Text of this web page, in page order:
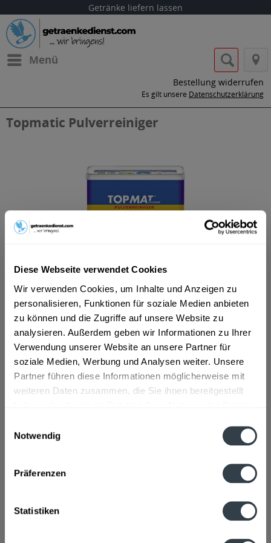
Diese Webseite verwendet Cookies
Wir verwenden Cookies, um Inhalte und Anzeigen zu
personalisieren, Funktionen für soziale Medien anbieten
zu können und die Zugriffe auf unsere Website zu
analysieren. Außerdem geben wir Informationen zu Ihrer
Verwendung unserer Website an unsere Partner für
soziale Medien, Werbung und Analysen weiter. Unsere
Partner führen diese Informationen möglicherweise mit
weiteren Daten zusammen, die Sie ihnen bereitgestellt
Notwendig
Präferenzen
Statistiken
Getränke liefern lassen
Menü
Bestellung widerrufen
Es gilt unsere Datenschutzerklärung
Topmatic Pulverreiniger
ab 43,49 € *
Inhalt:11 Liter (3,95 € * / 1 Liter)
inkl. MwSt.ggf. zzgl. Erschwerniszuschlag
Vorrätig
In den Warenkorb
mehr
Ecolab Deutschland GmbH, Ecolab Allee 1, 40789 Monheim